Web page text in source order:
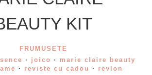
KIT
FRUMUSETE
· joico · marie claire beauty
· reviste cu cadou · revlon